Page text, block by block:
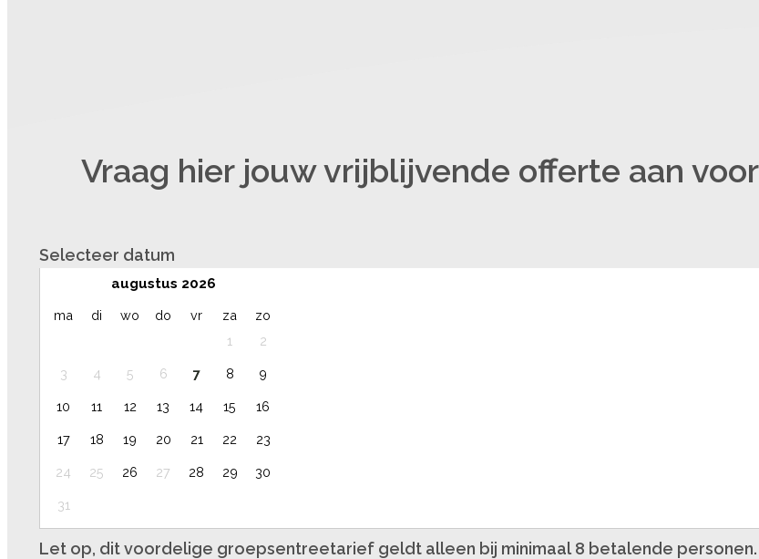
Vraag hier jouw vrijblijvende offerte aan
Selecteer datum
augustus 2026
maandag
ma dinsdag
di woensdag
wo donderdag
do vrijdag
vr zaterdag
za zondag
zo
1
2
3 4 5 6 7 8 9
10 11 12 13 14 15 16
17 18 19 20 21 22 23
24 25 26 27 28 29 30
31
Let op, dit voordelige groepsentreetarief geldt alleen bij minimaal 8 betalende